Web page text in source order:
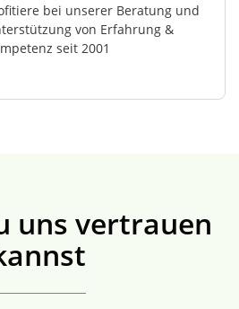
bei unserer Beratung und
von Erfahrung &
seit 2001
uns vertrauen